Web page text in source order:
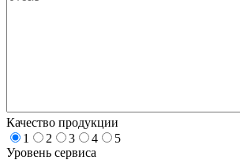
Качество продукции
1
2 3 4
5
Уровень сервиса